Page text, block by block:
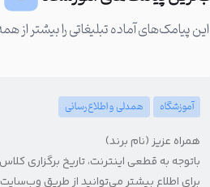
این پیامک‌های آماده تبلیغاتی را بیشتر
آموزشگاه همدلی و اطلاع‌رسانی
همراه عزیز (نام برند)
باتوجه به قطعی اینترنت، تاریخ برگزاری
برای اطلاع بیشتر می‌توانید از طریق